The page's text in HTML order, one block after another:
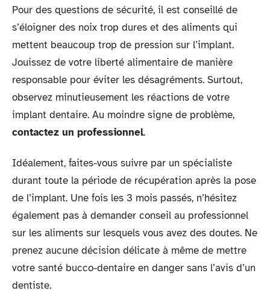
Pour des questions de sécurité, il est conseillé de
s’éloigner des noix trop dures et des aliments qui
mettent beaucoup trop de pression sur l’implant.
Jouissez de votre liberté alimentaire de manière
responsable pour éviter les désagréments. Surtout,
observez minutieusement les réactions de votre
implant dentaire. Au moindre signe de problème,
contactez un professionnel.
Idéalement, faites-vous suivre par un spécialiste
durant toute la période de récupération après la pose
de l’implant. Une fois les 3 mois passés, n’hésitez
également pas à demander conseil au professionnel
sur les aliments sur lesquels vous avez des doutes. Ne
prenez aucune décision délicate à même de mettre
votre santé bucco-dentaire en danger sans l’avis d’un
dentiste.